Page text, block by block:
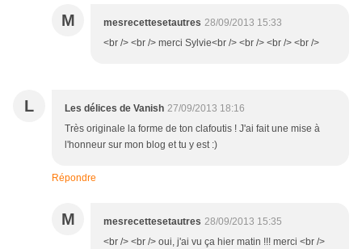
M mesrecettesetautres 28/09/2013 15:33
<br /> <br /> merci Sylvie<br /> <br /> <br /> <br />
L Les délices de Vanish 27/09/2013 18:16
Très originale la forme de ton clafoutis ! J'ai fait une mise à
l'honneur sur mon blog et tu y est :)
Répondre
M mesrecettesetautres 28/09/2013 15:35
<br /> <br /> oui, j'ai vu ça hier matin !!! merci <br />